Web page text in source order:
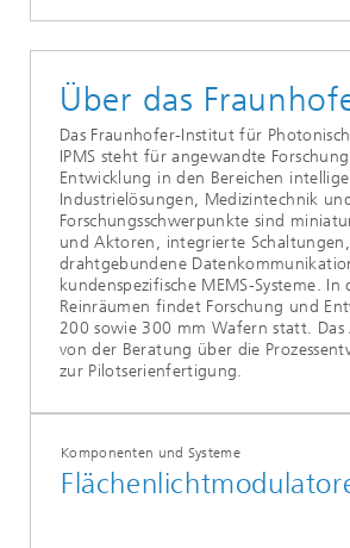
Über das
Das Fraunhofer-Institut für
IPMS steht für angewandte
Entwicklung in den Bereichen
Industrielösungen, Medizintechnik
Forschungsschwerpunkte sind
und Aktoren, integrierte
drahtgebundene
kundenspezifische MEMS-Systeme. In
Reinräumen findet Forschung und
200 sowie 300 mm Wafern statt.
von der Beratung über die
zur Pilotserienfertigung.
Komponenten und Systeme